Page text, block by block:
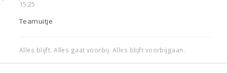
15:25
Teamuitje
Alles blijft. Alles gaat voorbij. Alles blijft voorbijgaan.